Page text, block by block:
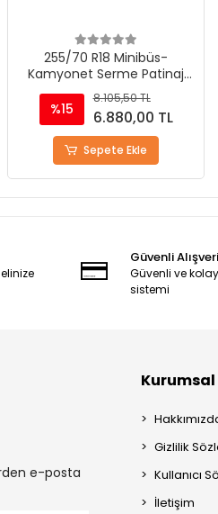
255/70 R18 Minibüs-
Kamyonet Serme Patinaj
Zinciri - M220
%15
8.105,50 TL
6.880,00 TL
Sepete Ekle
Güvenli
Güvenli ve
sistemi
e-posta
Kurumsal
Gizlilik
Kullanıcı
İletişim